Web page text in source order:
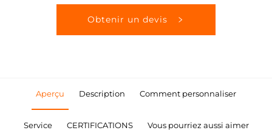
Obtenir un devis
Aperçu Description Comment personnaliser
Service CERTIFICATIONS Vous pourriez aussi aimer